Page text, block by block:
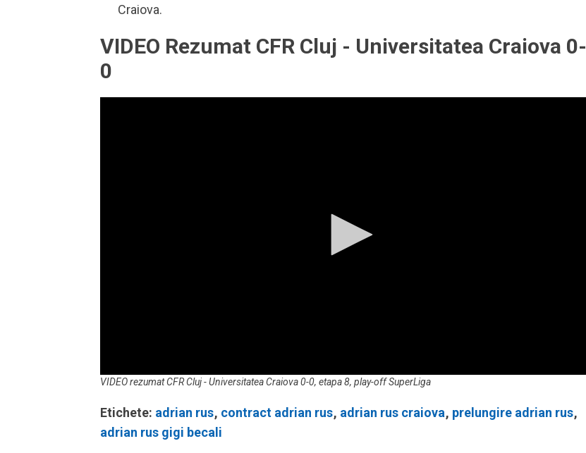
Craiova.
VIDEO Rezumat CFR Cluj - Universitatea Craiova 0-
0
Volume
VIDEO rezumat CFR Cluj - Universitatea Craiova 0-0, etapa 8, play-off SuperLiga
Etichete: adrian rus, contract adrian rus, adrian rus craiova, prelungire adrian rus,
adrian rus gigi becali